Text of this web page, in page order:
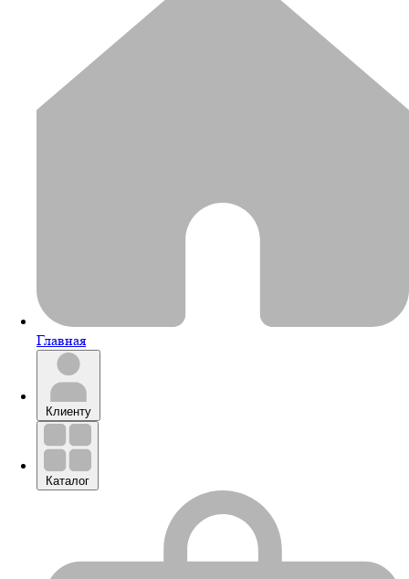
Главная
Клиенту
Каталог